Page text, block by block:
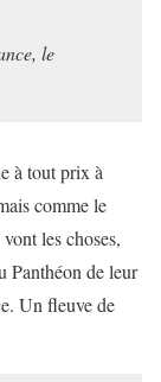
le
à tout prix à
comme le
les choses,
Panthéon de leur
Un fleuve de